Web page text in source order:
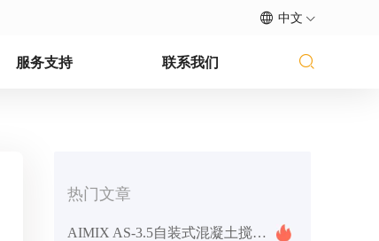
中文
服务支持 联系我们
热门文章
AIMIX AS-3.5自装式混凝土搅拌机：提升海外建设项目的效率和灵活性